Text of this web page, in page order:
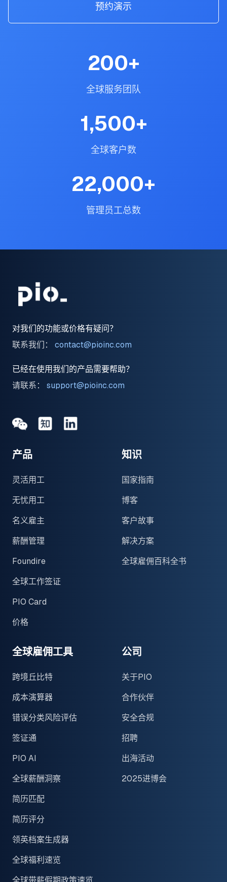
预约演示
200+
全球服务团队
1,500+
全球客户数
22,000+
管理员工总数
对我们的功能或价格有疑问？
联系我们：
contact@pioinc.com
已经在使用我们的产品需要帮助？
请联系：
support@pioinc.com
MediumMedium领英
产品
灵活用工
无忧用工
名义雇主
薪酬管理
Foundire
全球工作签证
PIO Card
价格
知识
国家指南
博客
客户故事
解决方案
全球雇佣百科全书
全球雇佣工具
跨境丘比特
成本演算器
错误分类风险评估
签证通
PIO AI
全球薪酬洞察
简历匹配
简历评分
领英档案生成器
全球福利速览
公司
关于PIO
合作伙伴
安全合规
招聘
出海活动
2025进博会